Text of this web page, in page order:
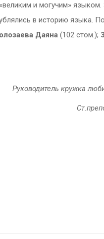
и могучим»
в историю языка.
Даяна (102 стом.);
Руководитель кружка